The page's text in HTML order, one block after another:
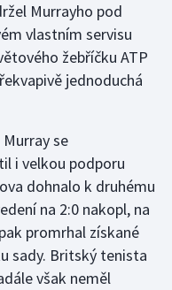
Murrayho pod
vlastním servisu
žebříčku ATP
jednoduchá
se
i velkou podporu
dohnalo k druhému
na 2:0 nakopl, na
promrhal získané
sady. Britský tenista
však neměl